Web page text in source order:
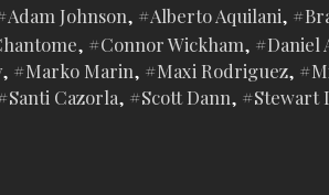
Adam Johnson, Alberto Aquilani,
, Connor Wickham, Daniel
, Marko Marin, Maxi Rodriguez,
Santi Cazorla, Scott Dann, Stewart